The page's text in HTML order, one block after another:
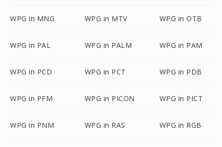
WPG in MNG WPG in MTV WPG in OTB
WPG in PAL WPG in PALM WPG in PAM
WPG in PCD WPG in PCT WPG in PDB
WPG in PFM WPG in PICON WPG in PICT
WPG in PNM WPG in RAS WPG in RGB